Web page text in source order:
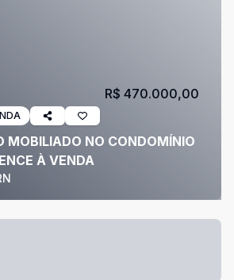
MOBILIADO NO CONDOMÍNIO
À VENDA
R$ 470.000,00